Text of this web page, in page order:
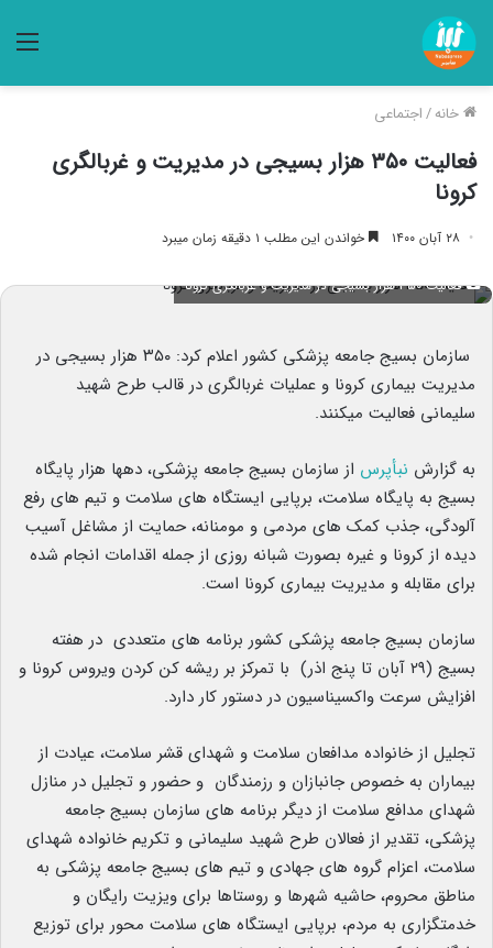
خانه/اجتماعی
فعالیت ۳۵۰ هزار بسیجی در مدیریت و غربالگری
کرونا
۲۸ آبان ۱۴۰۰ خواندن این مطلب ۱ دقیقه زمان میبرد
فعالیت ۳۵۰ هزار بسیجی در مدیریت و غربالگری کرونا
سازمان بسیج جامعه پزشکی کشور اعلام کرد: ۳۵۰ هزار بسیجی در
مدیریت بیماری کرونا و عملیات غربالگری در قالب طرح شهید
سلیمانی فعالیت میکنند.
به گزارش نبأپرس از سازمان بسیج جامعه پزشکی، دهها هزار پایگاه
بسیج به پایگاه سلامت، برپایی ایستگاه های سلامت و تیم های رفع
آلودگی، جذب کمک های مردمی و مومنانه، حمایت از مشاغل آسیب
دیده از کرونا و غیره بصورت شبانه روزی از جمله اقدامات انجام شده
برای مقابله و مدیریت بیماری کرونا است.
سازمان بسیج جامعه پزشکی کشور برنامه ‌های متعددی در هفته
بسیج (۲۹ آبان تا پنج اذر) با تمرکز بر ریشه کن کردن ویروس کرونا و
افزایش سرعت واکسیناسیون در دستور کار دارد.
تجلیل از خانواده مدافعان سلامت و شهدای قشر سلامت، عیادت از
بیماران به خصوص جانبازان و رزمندگان و حضور و تجلیل در منازل
شهدای مدافع سلامت از دیگر برنامه های سازمان بسیج جامعه
پزشکی، تقدیر از فعالان طرح شهید سلیمانی و تکریم خانواده شهدای
سلامت، اعزام گروه های جهادی و تیم های بسیج جامعه پزشکی به
مناطق محروم، حاشیه شهرها و روستاها برای ویزیت رایگان و
خدمتگزاری به مردم، برپایی ایستگاه های سلامت محور برای توزیع